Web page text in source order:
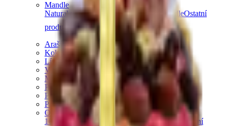
Mandle
Natural mandleSlané mandle Sladké mandleOstatní
produkty z mandlí
Další kategorie
Arašídy
Kokosové ořechy
Lískové ořechy
Vlašské ořechy
Makadamové ořechy
Para ořechy
Pekanové ořechy
Píniové oříšky
Ořechová másla
100% ořechová
S čokoládou Slaný karamel
Ostatní